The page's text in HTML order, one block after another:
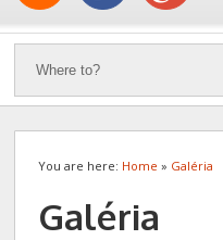
You are here: Home » Galéria
Galéria